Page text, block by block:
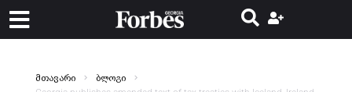
მთავარი ბლოგი